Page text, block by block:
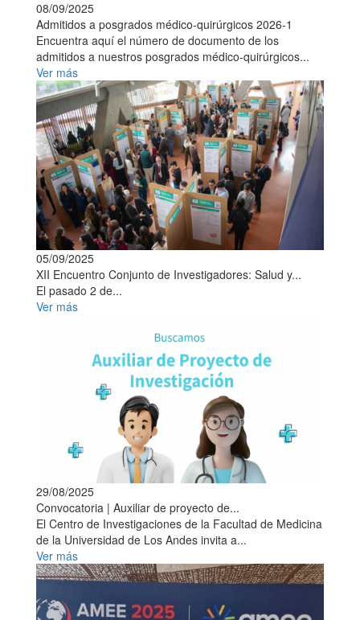
08/09/2025
Admitidos a posgrados médico-quirúrgicos 2026-1
Encuentra aquí el número de documento de los
admitidos a nuestros posgrados médico-quirúrgicos...
Ver más
05/09/2025
XII Encuentro Conjunto de Investigadores: Salud y...
El pasado 2 de...
Ver más
29/08/2025
Convocatoria | Auxiliar de proyecto de...
El Centro de Investigaciones de la Facultad de Medicina
de la Universidad de Los Andes invita a...
Ver más